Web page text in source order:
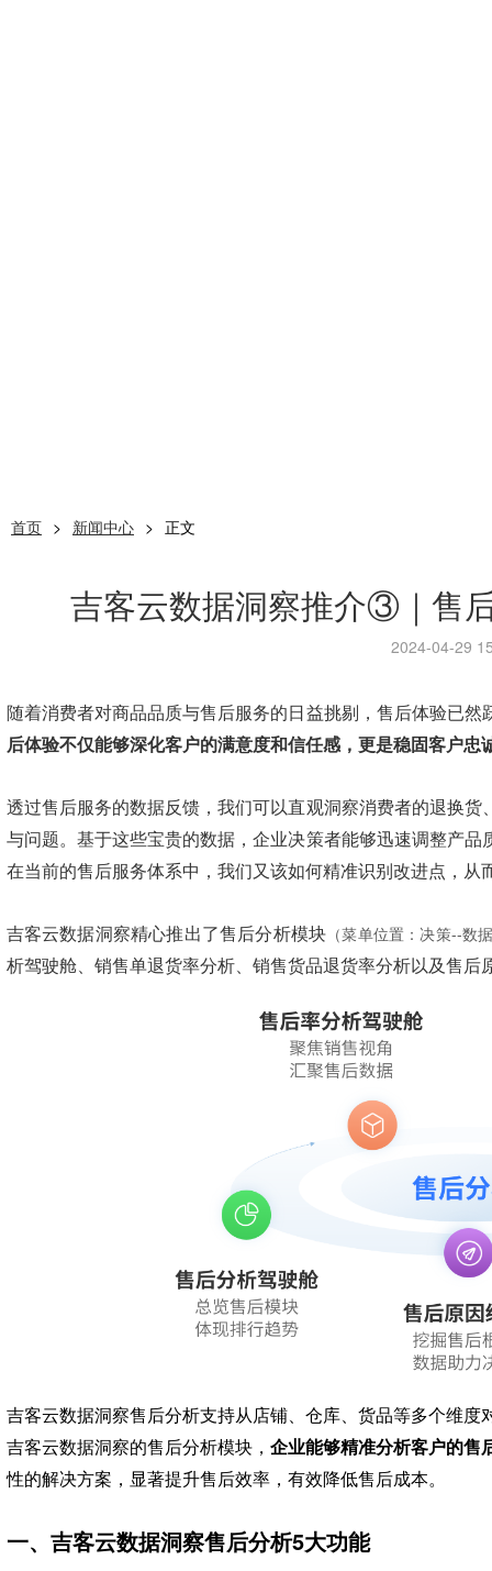
首页 > 新闻中心 > 正文
吉客云数据洞察推介③｜售
2024-04-29
随着消费者对商品品质与售后服务的日益挑剔，售后体验已
后体验不仅能够深化客户的满意度和信任感，更是稳固客户忠
透过售后服务的数据反馈，我们可以直观洞察消费者的退换
与问题。基于这些宝贵的数据，企业决策者能够迅速调整产
在当前的售后服务体系中，我们又该如何精准识别改进点，从
吉客云数据洞察精心推出了售后分析模块 （菜单位置：决策--数
析驾驶舱、销售单退货率分析、销售货品退货率分析以及售后
吉客云数据洞察售后分析支持从店铺、仓库、货品等多个维
吉客云数据洞察的售后分析模块， 企业能够精准分析客户的售
性的解决方案，显著提升售后效率，有效降低售后成本。
一、吉客云数据洞察售后分析5大功能